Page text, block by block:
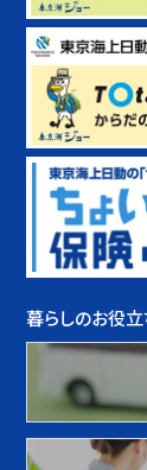
暮らしのお役